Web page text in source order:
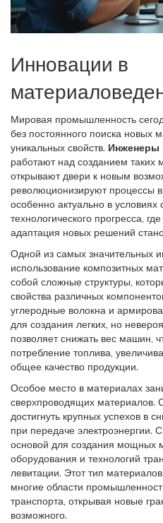
Инновации в
Мировая промышленность
без постоянного поиска новых
уникальных свойств. Инженеры
работают над созданием таких
открывают двери к новым
революционизируют процессы в
особенно актуально в условиях
технологического прогресса,
адаптация новых решений
Одной из самых значительных
использование композитных
собой сложные структуры,
свойства различных
углеродные волокна и
для создания легких, но
позволяет снижать вес машин,
потребление топлива,
общее качество продукции.
Особое место в материалах
сверхпроводящих
достигнуть крупных успехов в
при передаче электроэнергии.
основой для создания мощных
оборудования и технологий
левитации. Этот тип
многие области
транспорта, открывая новые
возможного.